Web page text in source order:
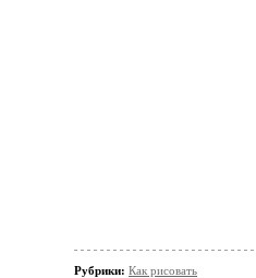
Рубрики: Как рисовать